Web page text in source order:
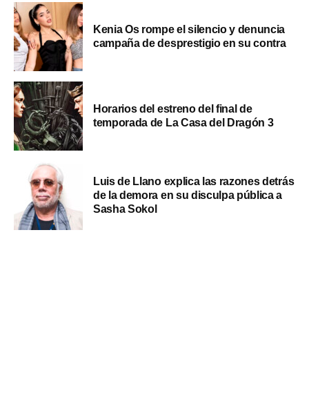
Kenia Os rompe el silencio y denuncia
campaña de desprestigio en su contra
Horarios del estreno del final de
temporada de La Casa del Dragón 3
Luis de Llano explica las razones detrás
de la demora en su disculpa pública a
Sasha Sokol